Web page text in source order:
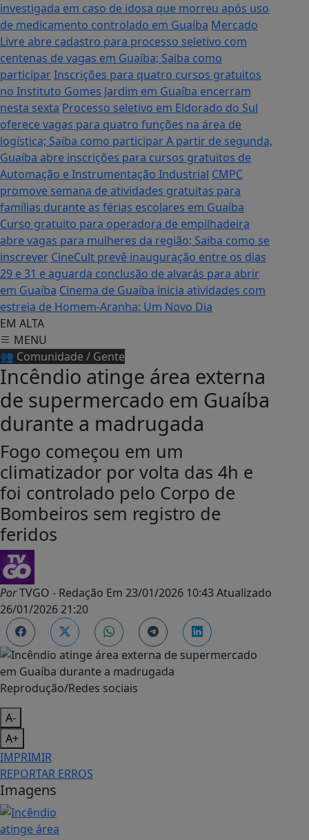
investigada em caso de idosa que morreu após uso
de medicamento controlado em Guaíba Mercado
Livre abre cadastro para processo seletivo com
centenas de vagas em Guaíba; Saiba como
participarInscrições para quatro cursos gratuitos
no Instituto Gomes Jardim em Guaíba encerram
nesta sexta Processo seletivo em Eldorado do Sul
oferece vagas para quatro funções na área de
logística; Saiba como participarA partir de segunda,
Guaíba abre inscrições para cursos gratuitos de
Automação e Instrumentação Industrial CMPC
promove semana de atividades gratuitas para
famílias durante as férias escolares em Guaíba
Curso gratuito para operadora de empilhadeira
abre vagas para mulheres da região; Saiba como se
inscrever CineCult prevê inauguração entre os dias
29 e 31 e aguarda conclusão de alvarás para abrir
em Guaíba Cinema de Guaíba inicia atividades com
estreia de Homem-Aranha: Um Novo Dia
EM ALTA
MENU
👥 Comunidade / Gente
Incêndio atinge área externa
de supermercado em Guaíba
durante a madrugada
Fogo começou em um
climatizador por volta das 4h e
foi controlado pelo Corpo de
Bombeiros sem registro de
feridos
PorTVGO - Redação Em 23/01/2026 10:43 Atualizado
26/01/2026 21:20
Reprodução/Redes sociais
A-
A+
IMPRIMIR
REPORTAR ERROS
Imagens